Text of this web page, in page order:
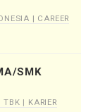
| CAREER
SMK
| KARIER